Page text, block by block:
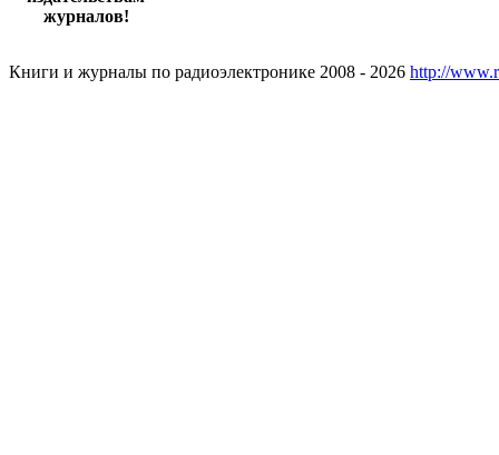
журналов!
Книги и журналы по радиоэлектронике 2008 - 2026 http://